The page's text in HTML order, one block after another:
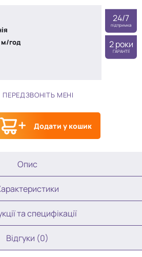
м/год
ПЕРЕДЗВОНІТЬ МЕНІ
Додати у кошик
24/7
підтримка
2 роки
ГАРАНТІЇ
Опис
та специфікації
Відгуки (0)